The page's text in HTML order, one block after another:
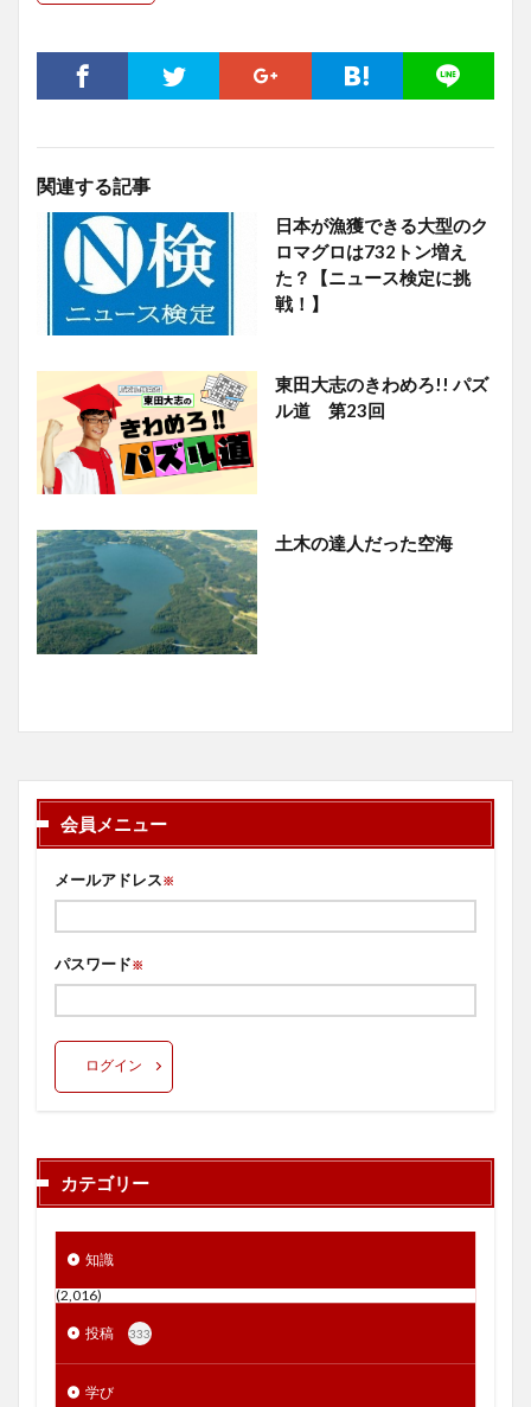
関連する記事
日本が漁獲できる大型のク
ロマグロは732トン増え
た？【ニュース検定に挑
戦！】
東田大志のきわめろ!! パズ
ル道 第23回
土木の達人だった空海
会員メニュー
メールアドレス※
パスワード※
ログイン
カテゴリー
知識
(2,016)
投稿 333
学び